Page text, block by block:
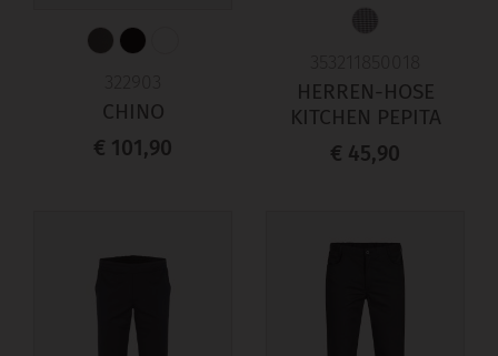
CHINO
€ 101,90
HERREN-HOSE
KITCHEN PEPITA
€ 45,90